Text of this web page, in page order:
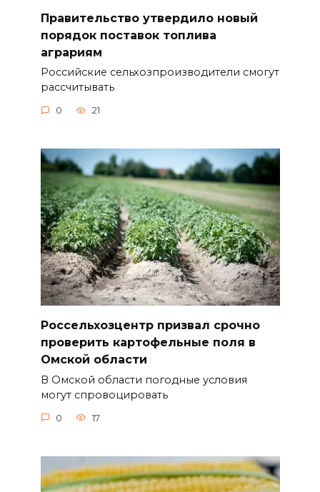
Правительство утвердило новый
порядок поставок топлива
аграриям
Российские сельхозпроизводители смогут
рассчитывать
0 21
Россельхозцентр призвал срочно
проверить картофельные поля в
Омской области
В Омской области погодные условия
могут спровоцировать
0 17